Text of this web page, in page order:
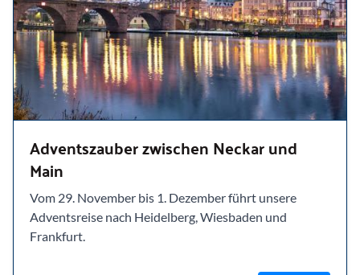
Adventszauber zwischen Neckar und
Main
Vom 29. November bis 1. Dezember führt unsere
Adventsreise nach Heidelberg, Wiesbaden und
Frankfurt.